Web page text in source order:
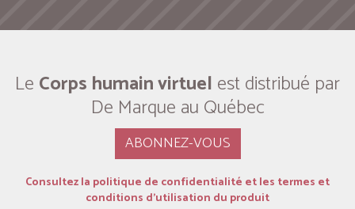
Le Corps humain virtuel est distribué par
De Marque au Québec
ABONNEZ-VOUS
Consultez la politique de confidentialité et les termes et
conditions d’utilisation du produit